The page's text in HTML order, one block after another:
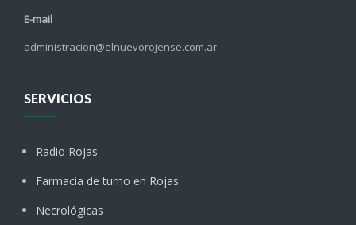
E-mail
administracion@elnuevorojense.com.ar
SERVICIOS
Radio Rojas
Farmacia de turno en Rojas
Necrológicas